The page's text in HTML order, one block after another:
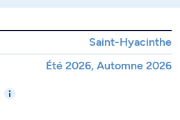
Saint-Hyacinthe
Été 2026, Automne 2026